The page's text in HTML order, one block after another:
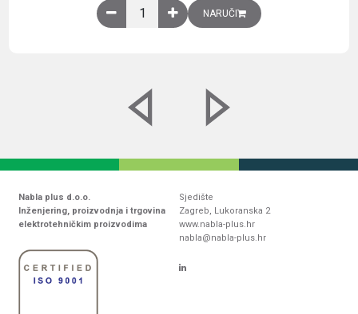
Obična montažna ploča V1000xŠ800mm,
NARUČI
Nabla plus d.o.o.
Inženjering, proizvodnja i trgovina
elektrotehničkim proizvodima
Sjedište
Zagreb, Lukoranska 2
www.nabla-plus.hr
nabla@nabla-plus.hr